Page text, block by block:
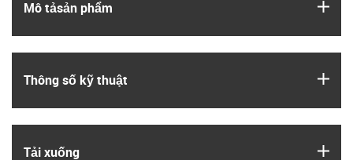
Mô tả­sản phẩm
Thông số kỹ thuật
Tải xuống